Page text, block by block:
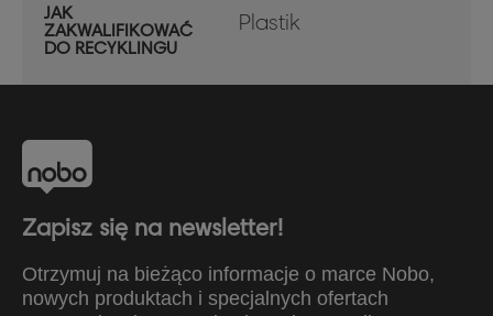
JAK
ZAKWALIFIKOWAĆ
DO RECYKLINGU
Plastik
Zapisz się na newsletter!
Otrzymuj na bieżąco informacje o marce Nobo,
nowych produktach i specjalnych ofertach